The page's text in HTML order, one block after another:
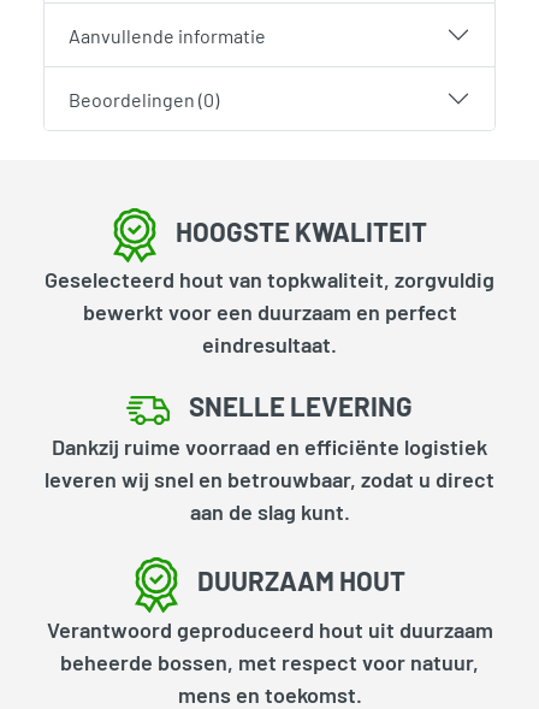
Aanvullende informatie
Beoordelingen (0)
HOOGSTE KWALITEIT
Geselecteerd hout van topkwaliteit, zorgvuldig
bewerkt voor een duurzaam en perfect
eindresultaat.
SNELLE LEVERING
Dankzij ruime voorraad en efficiënte logistiek
leveren wij snel en betrouwbaar, zodat u direct
aan de slag kunt.
DUURZAAM HOUT
Verantwoord geproduceerd hout uit duurzaam
beheerde bossen, met respect voor natuur,
mens en toekomst.